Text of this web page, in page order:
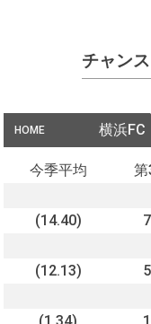
チャン
HOME 横浜FC
今季平均
(14.40)
(12.13)